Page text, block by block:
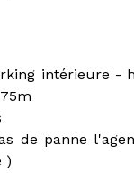
intérieure -
de panne
)